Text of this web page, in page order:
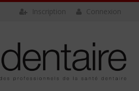
Connexion
Inscription